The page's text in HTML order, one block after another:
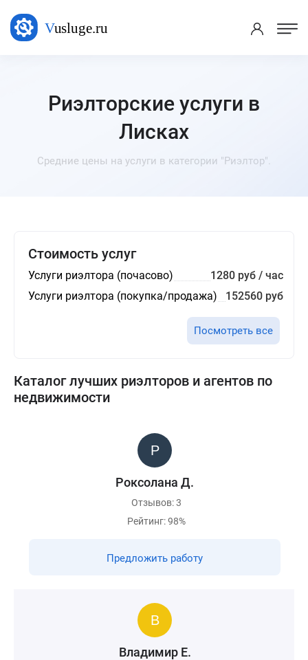
Риэлторские услуги в
Лисках
Средние цены на услуги в категории "Риэлтор".
Стоимость услуг
Услуги риэлтора (почасово)
1280 руб / час
Услуги риэлтора (покупка/продажа)
152560 руб
Посмотреть все
Каталог лучших риэлторов и агентов по
недвижимости
Роксолана Д.
Отзывов: 3
Рейтинг: 98%
Предложить работу
Владимир Е.